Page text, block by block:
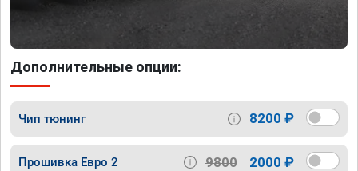
Дополнительные опции:
Чип тюнинг 8200 ₽
Прошивка Евро 2 9800 2000 ₽